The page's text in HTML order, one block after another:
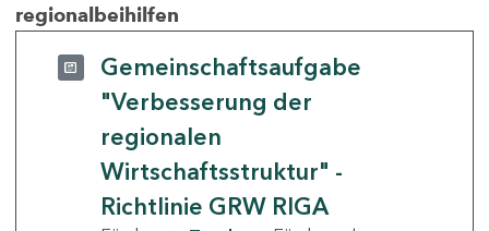
regionalbeihilfen
Gemeinschaftsaufgabe
"Verbesserung der
regionalen
Wirtschaftsstruktur" -
Richtlinie GRW RIGA